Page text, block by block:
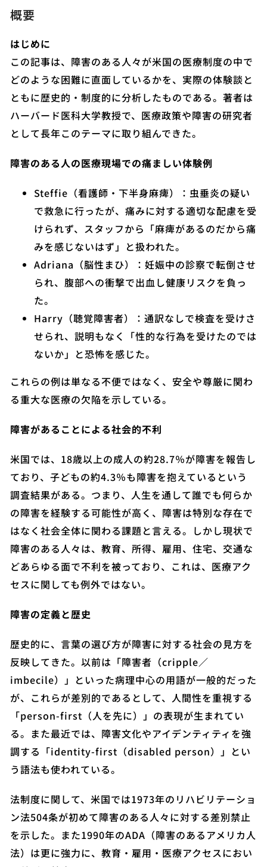
概要
はじめに
この記事は、障害のある人々が米国の医療制度の中で
どのような困難に直面しているかを、実際の体験談と
ともに歴史的・制度的に分析したものである。著者は
ハーバード医科大学教授で、医療政策や障害の研究者
として長年このテーマに取り組んできた。
障害のある人の医療現場での痛ましい体験例
Steffie（看護師・下半身麻痺）：虫垂炎の疑い
で救急に行ったが、痛みに対する適切な配慮を受
けられず、スタッフから「麻痺があるのだから痛
みを感じないはず」と扱われた。
Adriana（脳性まひ）：妊娠中の診察で転倒させ
られ、腹部への衝撃で出血し健康リスクを負っ
た。
Harry（聴覚障害者）：通訳なしで検査を受けさ
せられ、説明もなく「性的な行為を受けたのでは
ないか」と恐怖を感じた。
これらの例は単なる不便ではなく、安全や尊厳に関わ
る重大な医療の欠陥を示している。
障害があることによる社会的不利
米国では、18歳以上の成人の約28.7％が障害を報告し
ており、子どもの約4.3％も障害を抱えているという
調査結果がある。つまり、人生を通して誰でも何らか
の障害を経験する可能性が高く、障害は特別な存在で
はなく社会全体に関わる課題と言える。しかし現状で
障害のある人々は、教育、所得、雇用、住宅、交通な
どあらゆる面で不利を被っており、これは、医療アク
セスに関しても例外ではない。
障害の定義と歴史
歴史的に、言葉の選び方が障害に対する社会の見方を
反映してきた。以前は「障害者（cripple／
imbecile）」といった病理中心の用語が一般的だった
が、これらが差別的であるとして、人間性を重視する
「person-first（人を先に）」の表現が生まれてい
る。また最近では、障害文化やアイデンティティを強
調する「identity-first（disabled person）」とい
う語法も使われている。
法制度に関して、米国では1973年のリハビリテーショ
ン法504条が初めて障害のある人々に対する差別禁止
を示した。また1990年のADA（障害のあるアメリカ人
法）は更に強力に、教育・雇用・医療アクセスにおい